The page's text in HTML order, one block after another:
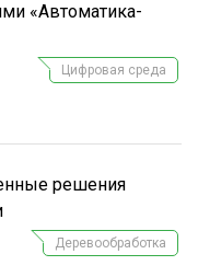
«Автоматика-
Цифровая среда
решения
Деревообработка